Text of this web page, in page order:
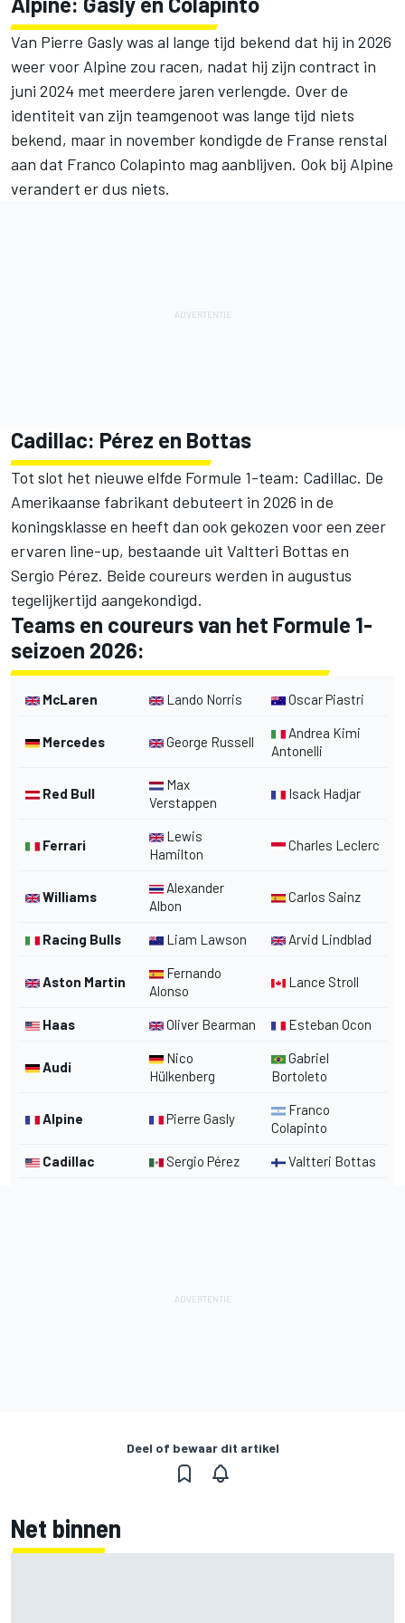
Van Pierre Gasly was al lange tijd bekend dat hij in 2026
weer voor Alpine zou racen, nadat hij zijn contract in
juni 2024 met meerdere jaren verlengde. Over de
identiteit van zijn teamgenoot was lange tijd niets
bekend, maar in november kondigde de Franse renstal
aan dat Franco Colapinto mag aanblijven. Ook bij Alpine
verandert er dus niets.
Cadillac: Pérez en Bottas
Tot slot het nieuwe elfde Formule 1-team: Cadillac. De
Amerikaanse fabrikant debuteert in 2026 in de
koningsklasse en heeft dan ook gekozen voor een zeer
ervaren line-up, bestaande uit Valtteri Bottas en
Sergio Pérez. Beide coureurs werden in augustus
tegelijkertijd aangekondigd.
Teams en coureurs van het Formule 1-
seizoen 2026:
McLaren Lando Norris Oscar Piastri
Mercedes George Russell
Andrea Kimi
Antonelli
Red Bull
Max
Verstappen
Isack Hadjar
Ferrari
Lewis
Hamilton
Charles Leclerc
Williams
Alexander
Albon
Carlos Sainz
Racing Bulls Liam Lawson Arvid Lindblad
Aston Martin
Fernando
Alonso
Lance Stroll
Haas Oliver Bearman Esteban Ocon
Audi
Nico
Hülkenberg
Gabriel
Bortoleto
Alpine Pierre Gasly
Franco
Colapinto
Cadillac Sergio Pérez Valtteri Bottas
Deel of bewaar dit artikel
Net binnen